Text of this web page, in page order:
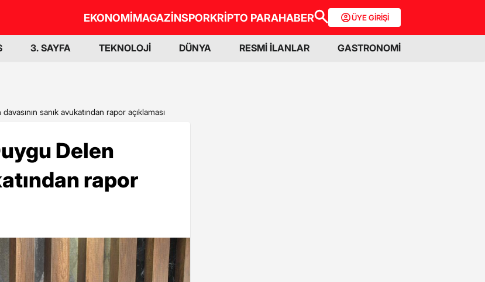
EKONOMİMAGAZİNSPORKRİPTO PARAHABER ÜYE GİRİŞİ
3. SAYFA TEKNOLOJİ DÜNYA RESMİ İLANLAR GASTRONOMİ
sanık avukatından rapor açıklaması
Delen
rapor